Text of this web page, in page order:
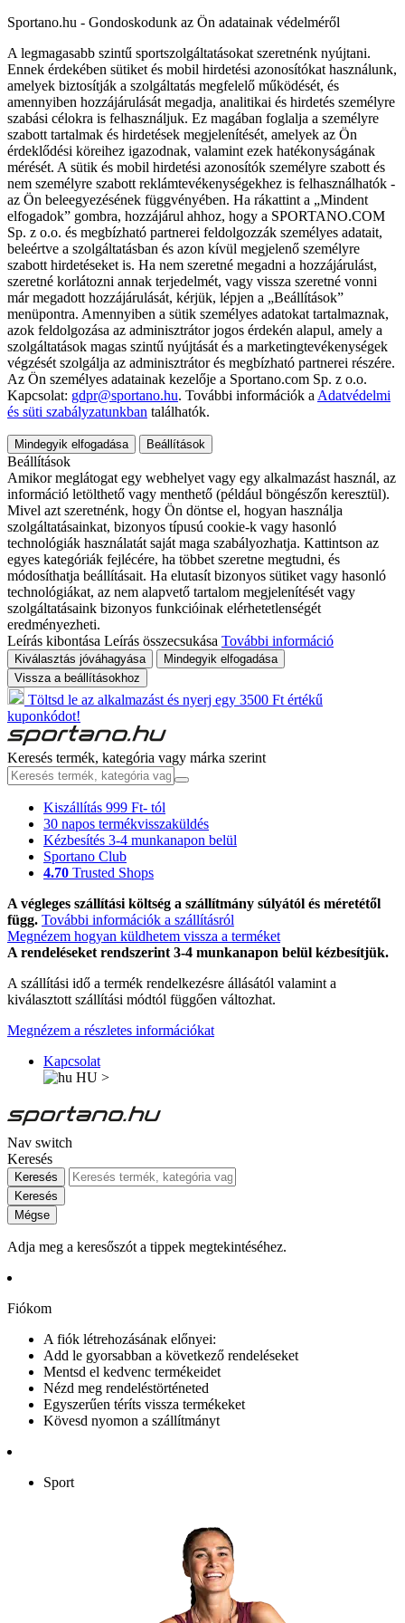
Sportano.hu - Gondoskodunk az Ön adatainak védelméről
A legmagasabb szintű sportszolgáltatásokat szeretnénk nyújtani.
Ennek érdekében sütiket és mobil hirdetési azonosítókat használunk,
amelyek biztosítják a szolgáltatás megfelelő működését, és
amennyiben hozzájárulását megadja, analitikai és hirdetés személyre
szabási célokra is felhasználjuk. Ez magában foglalja a személyre
szabott tartalmak és hirdetések megjelenítését, amelyek az Ön
érdeklődési köreihez igazodnak, valamint ezek hatékonyságának
mérését. A sütik és mobil hirdetési azonosítók személyre szabott és
nem személyre szabott reklámtevékenységekhez is felhasználhatók -
az Ön beleegyezésének függvényében. Ha rákattint a „Mindent
elfogadok” gombra, hozzájárul ahhoz, hogy a SPORTANO.COM
Sp. z o.o. és megbízható partnerei feldolgozzák személyes adatait,
beleértve a szolgáltatásban és azon kívül megjelenő személyre
szabott hirdetéseket is. Ha nem szeretné megadni a hozzájárulást,
szeretné korlátozni annak terjedelmét, vagy vissza szeretné vonni
már megadott hozzájárulását, kérjük, lépjen a „Beállítások”
menüpontra. Amennyiben a sütik személyes adatokat tartalmaznak,
azok feldolgozása az adminisztrátor jogos érdekén alapul, amely a
szolgáltatások magas szintű nyújtását és a marketingtevékenységek
végzését szolgálja az adminisztrátor és megbízható partnerei részére.
Az Ön személyes adatainak kezelője a Sportano.com Sp. z o.o.
Kapcsolat: gdpr@sportano.hu. További információk a Adatvédelmi
és süti szabályzatunkban találhatók.
Mindegyik elfogadása Beállítások
Beállítások
Amikor meglátogat egy webhelyet vagy egy alkalmazást használ, az
információ letölthető vagy menthető (például böngészőn keresztül).
Mivel azt szeretnénk, hogy Ön döntse el, hogyan használja
szolgáltatásainkat, bizonyos típusú cookie-k vagy hasonló
technológiák használatát saját maga szabályozhatja. Kattintson az
egyes kategóriák fejlécére, ha többet szeretne megtudni, és
módosíthatja beállításait. Ha elutasít bizonyos sütiket vagy hasonló
technológiákat, az nem alapvető tartalom megjelenítését vagy
szolgáltatásaink bizonyos funkcióinak elérhetetlenségét
eredményezheti.
Leírás kibontása Leírás összecsukása További információ
Kiválasztás jóváhagyása
Mindegyik elfogadása
Vissza a beállításokhoz
Töltsd le az alkalmazást és nyerj egy 3500 Ft értékű
kuponkódot!
Keresés termék, kategória vagy márka szerint
Kiszállítás 999 Ft- tól
30 napos termékvisszaküldés
Kézbesítés 3-4 munkanapon belül
Sportano Club
4.70 Trusted Shops
A végleges szállítási költség a szállítmány súlyától és méretétől
függ. További információk a szállításról
Megnézem hogyan küldhetem vissza a terméket
A rendeléseket rendszerint 3-4 munkanapon belül kézbesítjük.
A szállítási idő a termék rendelkezésre állásától valamint a
kiválasztott szállítási módtól függően változhat.
Megnézem a részletes információkat
Kapcsolat
HU >
Nav switch
Keresés
Keresés
Keresés
Mégse
Adja meg a keresőszót a tippek megtekintéséhez.
Fiókom
A fiók létrehozásának előnyei:
Add le gyorsabban a következő rendeléseket
Mentsd el kedvenc termékeidet
Nézd meg rendeléstörténeted
Egyszerűen téríts vissza termékeket
Kövesd nyomon a szállítmányt
Sport